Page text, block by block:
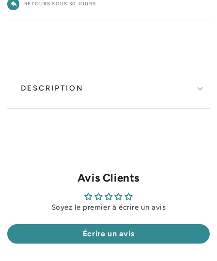
RETOURS SOUS 30 JOURS
DESCRIPTION
Avis Clients
Soyez le premier à écrire un avis
Écrire un avis